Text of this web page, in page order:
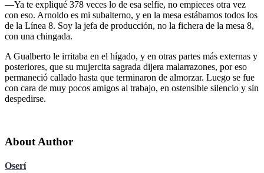
―Ya te expliqué 378 veces lo de esa selfie, no empieces otra vez
con eso. Arnoldo es mi subalterno, y en la mesa estábamos todos los
de la Línea 8. Soy la jefa de producción, no la fichera de la mesa 8,
con una chingada.
A Gualberto le irritaba en el hígado, y en otras partes más externas y
posteriores, que su mujercita sagrada dijera malarrazones, por eso
permaneció callado hasta que terminaron de almorzar. Luego se fue
con cara de muy pocos amigos al trabajo, en ostensible silencio y sin
despedirse.
About Author
Oserí